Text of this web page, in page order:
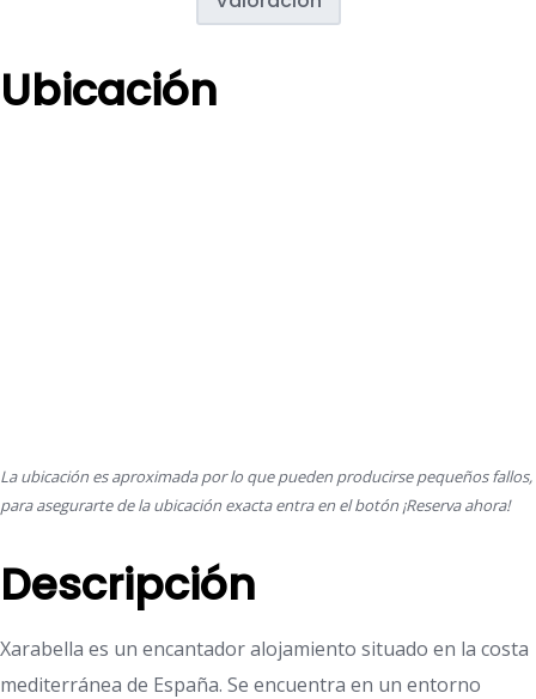
Ubicación
La ubicación es aproximada por lo que pueden producirse pequeños fallos,
para asegurarte de la ubicación exacta entra en el botón ¡Reserva ahora!
Descripción
Xarabella es un encantador alojamiento situado en la costa
mediterránea de España. Se encuentra en un entorno